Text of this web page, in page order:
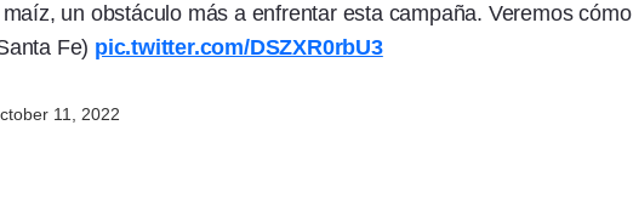
un obstáculo más a enfrentar esta campaña. Veremos cómo
Fe) pic.twitter.com/DSZXR0rbU3
11, 2022